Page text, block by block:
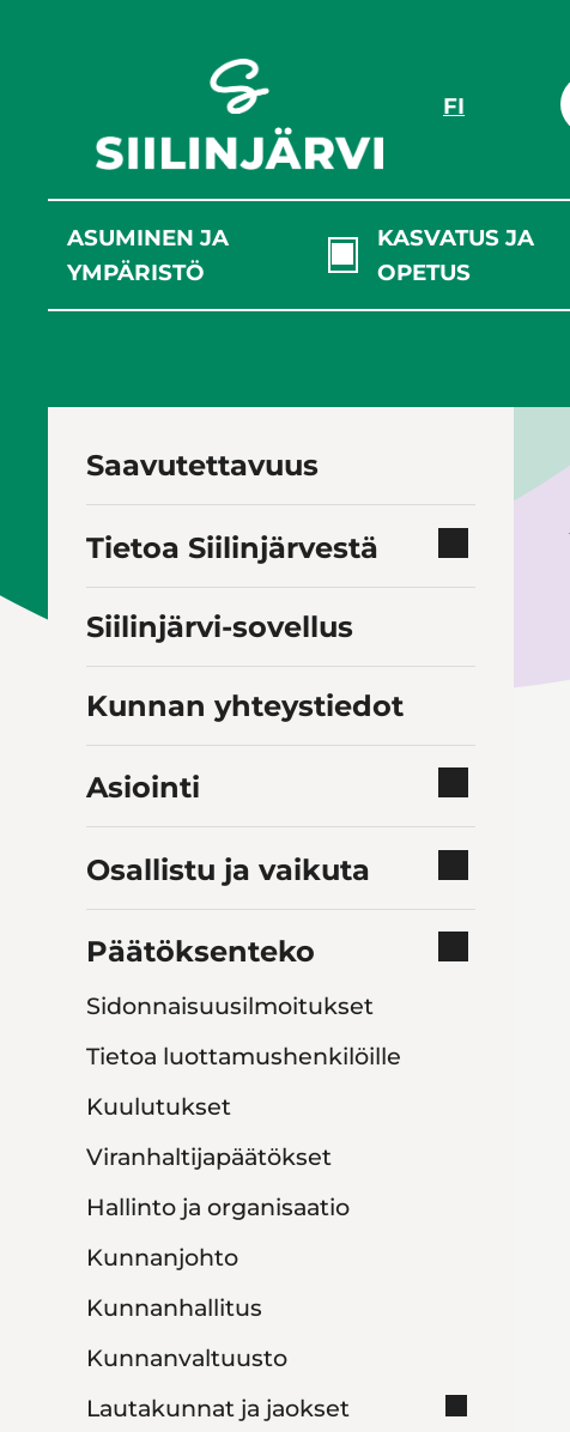
FI
ASUMINEN JA
YMPÄRISTÖ
KASVATUS JA
OPETUS
Saavutettavuus
Tietoa Siilinjärvestä
Siilinjärvi-sovellus
Kunnan yhteystiedot
Asiointi
Osallistu ja vaikuta
Päätöksenteko
Sidonnaisuusilmoitukset
Tietoa luottamushenkilöille
Kuulutukset
Viranhaltijapäätökset
Hallinto ja organisaatio
Kunnanjohto
Kunnanhallitus
Kunnanvaltuusto
Lautakunnat ja jaokset